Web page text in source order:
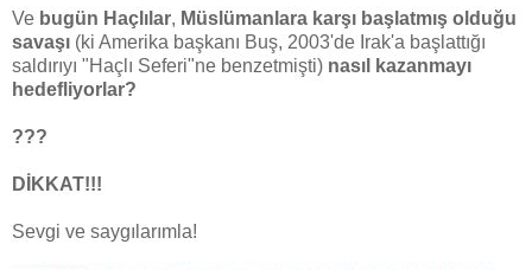
Ve bugün Haçlılar, Müslümanlara karşı başlatmış olduğu
savaşı (ki Amerika başkanı Buş, 2003'de Irak'a başlattığı
saldırıyı "Haçlı Seferi"ne benzetmişti) nasıl kazanmayı
hedefliyorlar?
???
DİKKAT!!!
Sevgi ve saygılarımla!